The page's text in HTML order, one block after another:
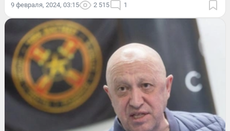
9 февраля, 2024, 03:15 2 515 1